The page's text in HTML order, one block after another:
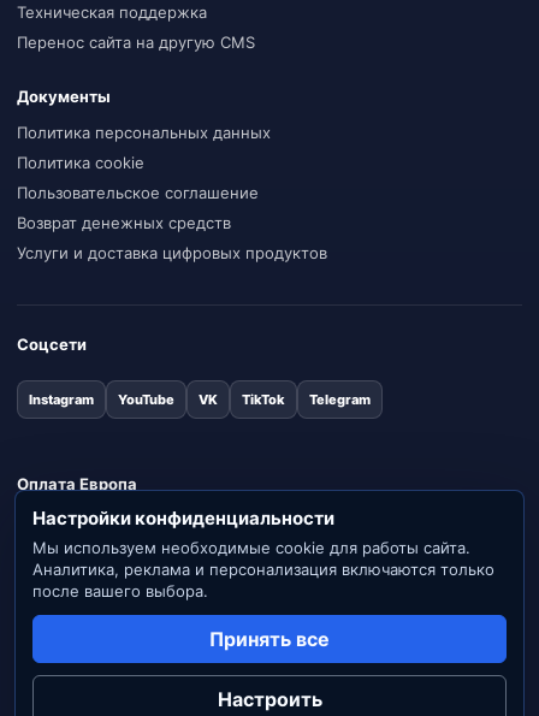
Настройки конфиденциальности
Мы используем необходимые cookie для работы сайта.
Аналитика, реклама и персонализация включаются только
после вашего выбора.
Принять все
Настроить
Техническая поддержка
Перенос сайта на другую CMS
Документы
Политика персональных данных
Политика cookie
Пользовательское соглашение
Возврат денежных средств
Услуги и доставка цифровых продуктов
Соцсети
Instagram YouTube VK TikTok Telegram
Оплата Европа
Stripe Apple Pay Google Pay Visa Mastercard
Visa Mastercard